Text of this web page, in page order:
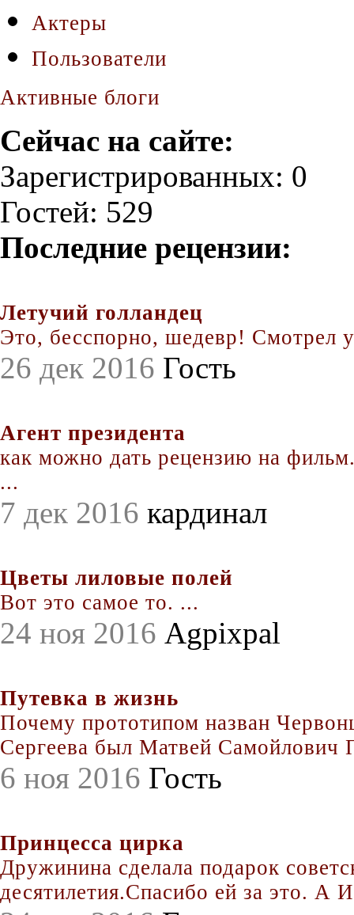
Актеры
Пользователи
Активные блоги
Сейчас на сайте:
Зарегистрированных: 0
Гостей: 529
Последние рецензии:
Летучий голландец
Это, бесспорно, шедевр! Смотрел
26 дек 2016 Гость
Агент президента
как можно дать рецензию на
...
7 дек 2016 кардинал
Цветы лиловые полей
Вот это самое то. ...
24 ноя 2016 Agpixpal
Путевка в жизнь
Почему прототипом назван
Сергеева был Матвей Самойлович
6 ноя 2016 Гость
Принцесса цирка
Дружинина сделала подарок
десятилетия.Спасибо ей за это. А